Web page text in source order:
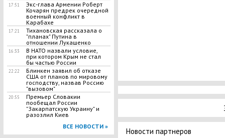
17:51
Экс-глава Армении Роберт
Кочарян предрек очередной
военный конфликт в
Карабахе
17:21
Тихановская рассказала о
"планах" Путина в
отношении Лукашенко
16:33
В НАТО назвали условие,
при котором Крым не стал
бы частью России
22:22
Блинкен заявил об отказе
США от планов по мировому
господству, назвав Россию
"вызовом"
20:55
Премьер Словакии
пообещал России
"Закарпатскую Украину" и
разозлил Киев
ВСЕ НОВОСТИ »
Новости партнеров